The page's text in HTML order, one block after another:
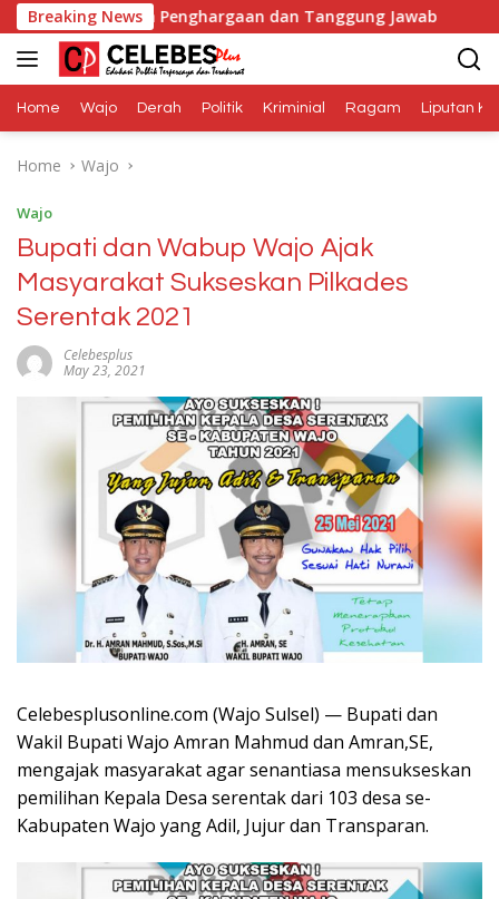
Skip
to
content
Breaking News
Penghargaan dan Tanggung Jawab Dana
Home Wajo Derah Politik Kriminial Ragam Liputan
Home Wajo
Wajo
Bupati dan Wabup Wajo Ajak
Masyarakat Sukseskan Pilkades
Serentak 2021
Celebesplus
May 23, 2021
Celebesplusonline.com (Wajo Sulsel) — Bupati dan
Wakil Bupati Wajo Amran Mahmud dan Amran,SE,
mengajak masyarakat agar senantiasa mensukseskan
pemilihan Kepala Desa serentak dari 103 desa se-
Kabupaten Wajo yang Adil, Jujur dan Transparan.